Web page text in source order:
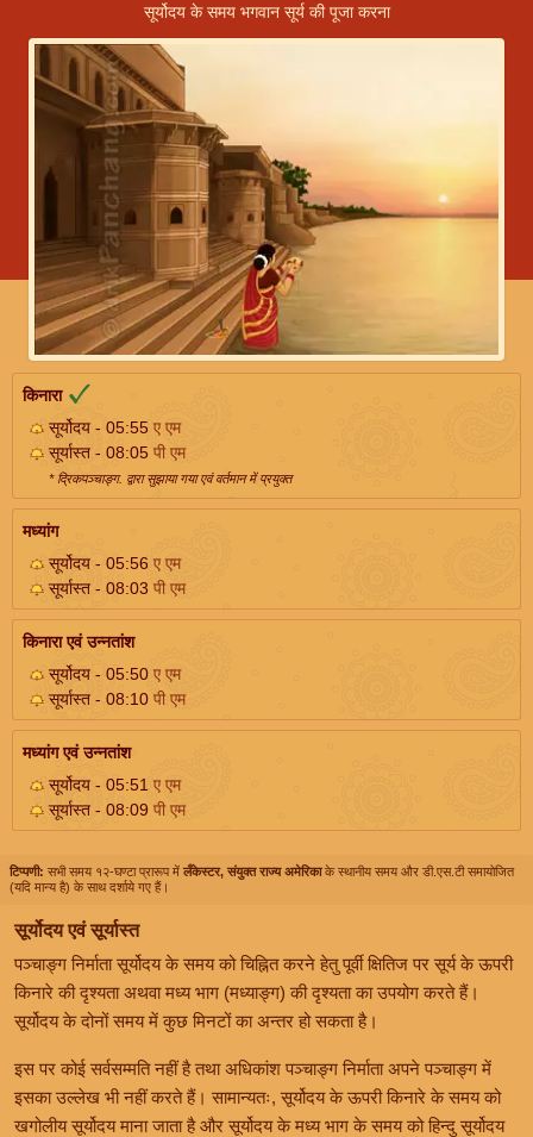
सूर्योदय के समय भगवान सूर्य की पूजा करना
किनारा
सूर्योदय - 05:55 ए एम
सूर्यास्त - 08:05 पी एम
* द्रिकपञ्चाङ्ग. द्वारा सुझाया गया एवं वर्तमान में प्रयुक्त
मध्यांग
सूर्योदय - 05:56 ए एम
सूर्यास्त - 08:03 पी एम
किनारा एवं उन्नतांश
सूर्योदय - 05:50 ए एम
सूर्यास्त - 08:10 पी एम
मध्यांग एवं उन्नतांश
सूर्योदय - 05:51 ए एम
सूर्यास्त - 08:09 पी एम
टिप्पणी: सभी समय १२-घण्टा प्रारूप में लँकेस्टर, संयुक्त राज्य अमेरिकाके स्थानीय समय और डी.एस.टी समायोजित
(यदि मान्य है) के साथ दर्शाये गए हैं।
सूर्योदय एवं सूर्यास्त
पञ्चाङ्ग निर्माता सूर्योदय के समय को चिह्नित करने हेतु पूर्वी क्षितिज पर सूर्य के ऊपरी
किनारे की दृश्यता अथवा मध्य भाग (मध्याङ्ग) की दृश्यता का उपयोग करते हैं।
सूर्योदय के दोनों समय में कुछ मिनटों का अन्तर हो सकता है।
इस पर कोई सर्वसम्मति नहीं है तथा अधिकांश पञ्चाङ्ग निर्माता अपने पञ्चाङ्ग में
इसका उल्लेख भी नहीं करते हैं। सामान्यतः, सूर्योदय के ऊपरी किनारे के समय को
खगोलीय सूर्योदय माना जाता है और सूर्योदय के मध्य भाग के समय को हिन्दु सूर्योदय